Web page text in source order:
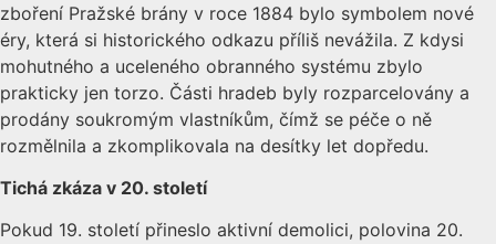
zboření Pražské brány v roce 1884 bylo symbolem nové
éry, která si historického odkazu příliš nevážila. Z kdysi
mohutného a uceleného obranného systému zbylo
prakticky jen torzo. Části hradeb byly rozparcelovány a
prodány soukromým vlastníkům, čímž se péče o ně
rozmělnila a zkomplikovala na desítky let dopředu.
Tichá zkáza v 20. století
Pokud 19. století přineslo aktivní demolici, polovina 20.